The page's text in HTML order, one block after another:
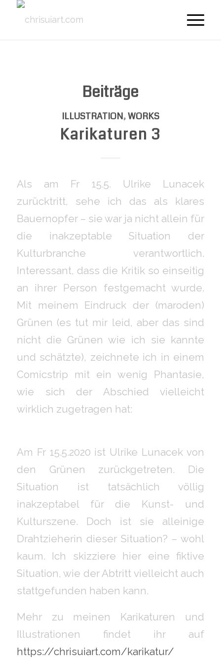
Beiträge
ILLUSTRATION,WORKS
Karikaturen 3
Als am Fr 15.5. Ulrike Lunacek
zurücktritt, sehe ich das als klares
Bauernopfer – sie war ja nicht allein für
die inakzeptable Situation der
Kulturbranche verantwortlich.
Interessant, dass die Kritik so einseitig
an ihrer Person festgemacht wurde.
Mit meinem Eindruck der (maroden)
Grünen (es tut mir leid, aber das sind
nicht die Grünen wie ich sie kannte
und schätzte), zeichnete ich in einem
Comicstrip mit ein wenig Phantasie,
wie sich der Abschied vielleicht
wirklich zugetragen hat:
Am Fr 15.5.2020 ist Ulrike Lunacek von
den Grünen zurückgetreten. Die
Situation ist tatsächlich völlig
inakzeptabel für die Kunst- und
Kulturszene. Doch ist sie alleinige
Drahtzieherin dieser Situation? – wohl
kaum. Ich skizziere hier eine fiktive
Situation, wie der Abtritt vielleicht auch
stattgefunden haben kann.
Mehr zu meinen Karikaturen und
Illustrationen findet ihr auf
https://chrisuiart.com/karikatur/